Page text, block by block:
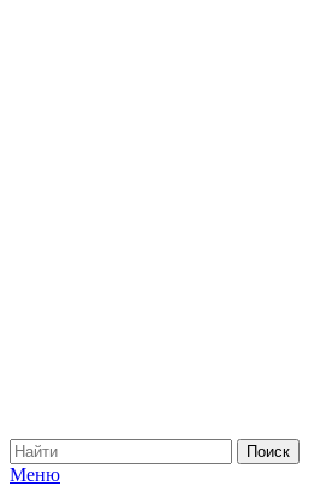
Меню